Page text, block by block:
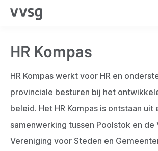
Overslaan
gaan
HR Kompas
HR Kompas werkt voor HR en
provinciale besturen bij het
beleid. Het HR Kompas is ontstaan uit
samenwerking tussen Poolstok en de
Vereniging voor Steden en